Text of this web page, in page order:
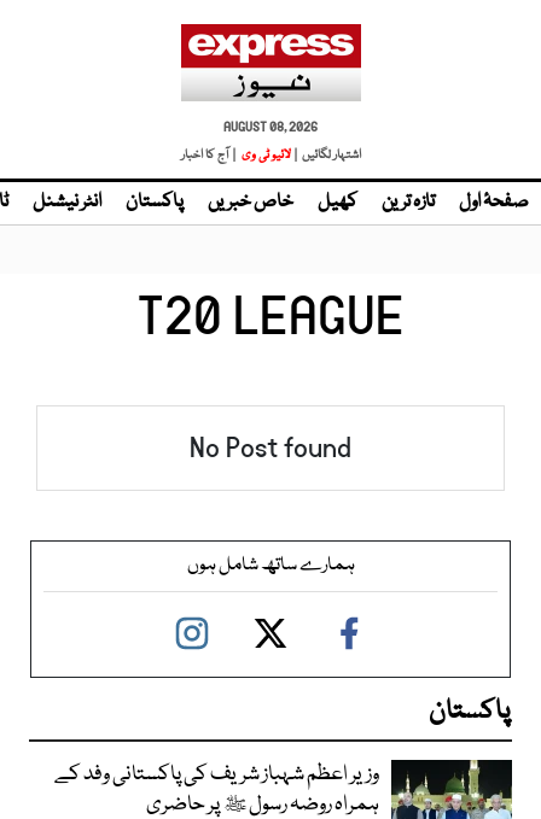
AUGUST 08, 2026
اشتہار لگائیں | لائیو ٹی وی | آج کا اخبار
صفحۂ اول تازہ ترین کھیل خاص خبریں پاکستان انٹر نیشنل
T20 LEAGUE
No Post found
ہمارے ساتھ شامل ہوں
پاکستان
وزیر اعظم شہباز شریف کی پاکستانی وفد کے
ہمراہ روضہ رسول ﷺ پر حاضری